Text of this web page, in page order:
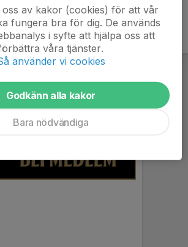
oss av kakor (cookies) för att vår
fungera bra för dig. De används
i syfte att hjälpa oss att
våra tjänster.
använder vi cookies
Godkänn alla kakor
Bara nödvändiga